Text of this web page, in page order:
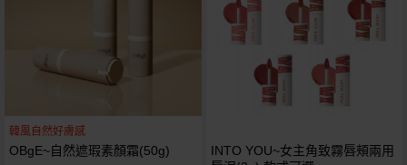
韓風自然好膚感
OBgE~自然遮瑕素顏霜(50g)
INTO YOU~女主角致霧唇頰兩用